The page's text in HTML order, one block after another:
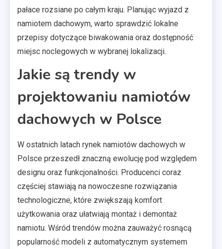
pałace rozsiane po całym kraju. Planując wyjazd z
namiotem dachowym, warto sprawdzić lokalne
przepisy dotyczące biwakowania oraz dostępność
miejsc noclegowych w wybranej lokalizacji.
Jakie są trendy w
projektowaniu namiotów
dachowych w Polsce
W ostatnich latach rynek namiotów dachowych w
Polsce przeszedł znaczną ewolucję pod względem
designu oraz funkcjonalności. Producenci coraz
częściej stawiają na nowoczesne rozwiązania
technologiczne, które zwiększają komfort
użytkowania oraz ułatwiają montaż i demontaż
namiotu. Wśród trendów można zauważyć rosnącą
popularność modeli z automatycznym systemem